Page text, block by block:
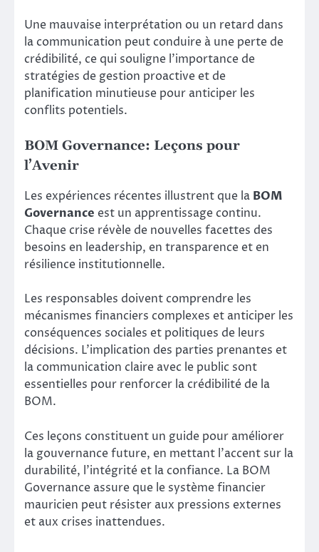
Une mauvaise interprétation ou un retard dans
la communication peut conduire à une perte de
crédibilité, ce qui souligne l’importance de
stratégies de gestion proactive et de
planification minutieuse pour anticiper les
conflits potentiels.
BOM Governance: Leçons pour
l’Avenir
Les expériences récentes illustrent que la BOM
Governance est un apprentissage continu.
Chaque crise révèle de nouvelles facettes des
besoins en leadership, en transparence et en
résilience institutionnelle.
Les responsables doivent comprendre les
mécanismes financiers complexes et anticiper les
conséquences sociales et politiques de leurs
décisions. L’implication des parties prenantes et
la communication claire avec le public sont
essentielles pour renforcer la crédibilité de la
BOM.
Ces leçons constituent un guide pour améliorer
la gouvernance future, en mettant l’accent sur la
durabilité, l’intégrité et la confiance. La BOM
Governance assure que le système financier
mauricien peut résister aux pressions externes
et aux crises inattendues.